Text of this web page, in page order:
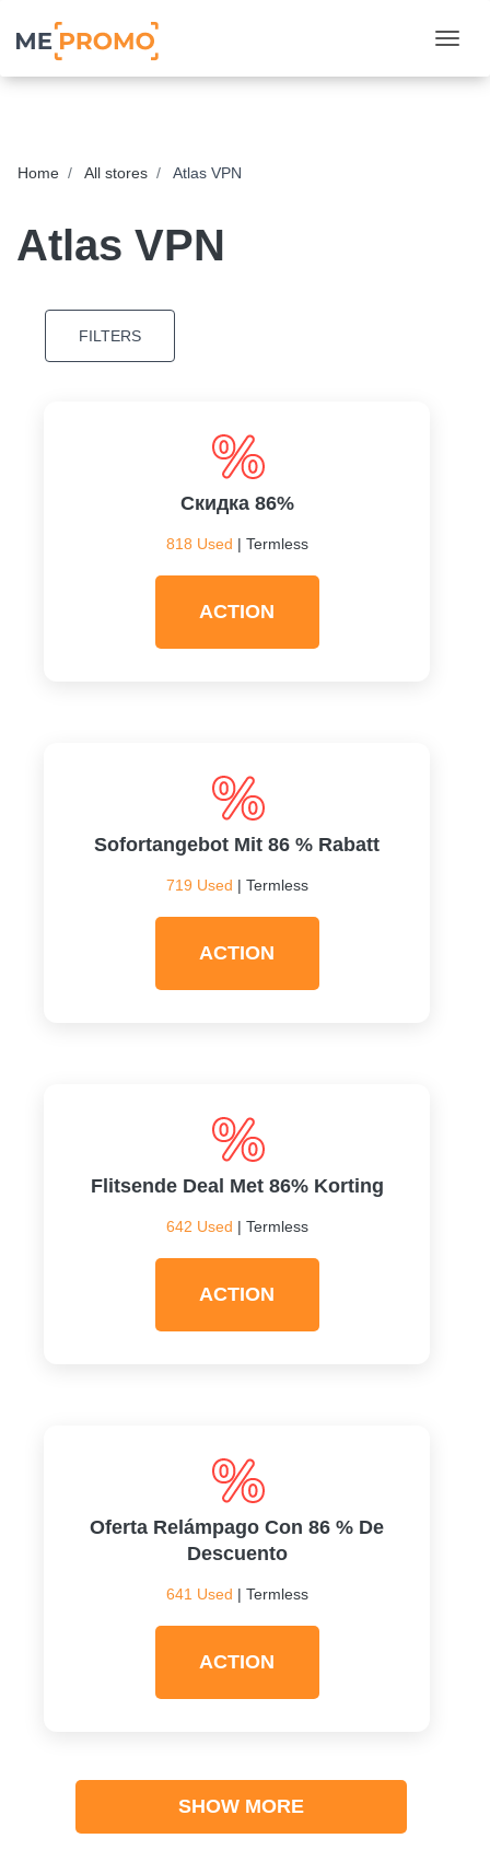
Home All stores Atlas VPN
Atlas VPN
FILTERS
Скидка 86%
818 Used | Termless
ACTION
Sofortangebot Mit 86 % Rabatt
719 Used | Termless
ACTION
Flitsende Deal Met 86% Korting
642 Used | Termless
ACTION
Oferta Relámpago Con 86 % De
Descuento
641 Used | Termless
ACTION
SHOW MORE